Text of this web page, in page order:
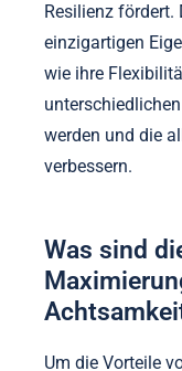
verschiedene
Überzeugungen
Beispiel wird in
Buddhismus in
Einfachheit und
wird Achtsamkeit
Resilienz fördert.
einzigartigen
wie ihre
werden und die